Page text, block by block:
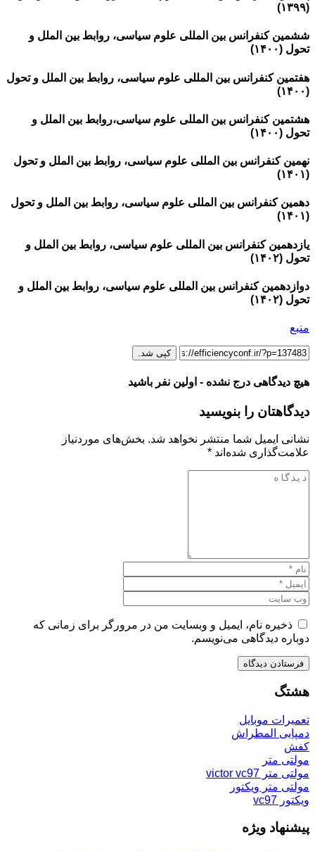
(۱۳۹۹)
ششمین کنفرانس بین المللی علوم سیاسی، روابط بین الملل و
تحول (۱۴۰۰)
هفتمین کنفرانس بین المللی علوم سیاسی، روابط بین الملل و تحول
(۱۴۰۰)
هشتمین کنفرانس بین المللی علوم سیاسی،روابط بین الملل و
تحول (۱۴۰۰)
نهمین کنفرانس بین المللی علوم سیاسی، روابط بین الملل و تحول
(۱۴۰۱)
دهمین کنفرانس بین المللی علوم سیاسی، روابط بین الملل و تحول
(۱۴۰۱)
یازدهمین کنفرانس بین المللی علوم سیاسی، روابط بین الملل و
تحول (۱۴۰۲)
دوازدهمین کنفرانس بین المللی علوم سیاسی، روابط بین الملل و
تحول (۱۴۰۲)
منبع
کپی شد.
هیچ دیدگاهی درج نشده - اولین نفر باشید
دیدگاهتان را بنویسید
نشانی ایمیل شما منتشر نخواهد شد. بخش‌های موردنیاز
علامت‌گذاری شده‌اند *
ذخیره نام، ایمیل و وبسایت من در مرورگر برای زمانی که
دوباره دیدگاهی می‌نویسم.
هشتگ
تعمیرات موبایل
دمپایی المطراش
کفش
مولتی متر
مولتی متر victor vc97
مولتی متر ویکتور
ویکتور vc97
پیشنهاد ویژه